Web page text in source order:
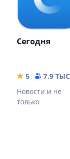
80.79 MB
Сегодня
5 7.9 ТЫС
Новости и не
только